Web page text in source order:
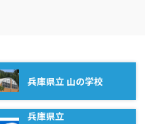
兵庫県立 山の学校
兵庫県立